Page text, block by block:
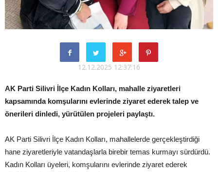
12.12.2025 12:37:16
AK Parti Silivri İlçe Kadın Kolları, mahalle ziyaretleri
kapsamında komşularını evlerinde ziyaret ederek talep ve
önerileri dinledi, yürütülen projeleri paylaştı.
AK Parti Silivri İlçe Kadın Kolları, mahallelerde gerçekleştirdiği
hane ziyaretleriyle vatandaşlarla birebir temas kurmayı sürdürdü.
Kadın Kolları üyeleri, komşularını evlerinde ziyaret ederek